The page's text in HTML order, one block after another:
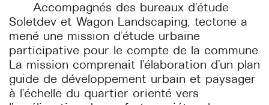
Accompagnés des bureaux d’étude
Soletdev et Wagon Landscaping, tectone a
mené une mission d’étude urbaine
participative pour le compte de la commune.
La mission comprenait l’élaboration d’un plan
guide de développement urbain et paysager
à l’échelle du quartier orienté vers